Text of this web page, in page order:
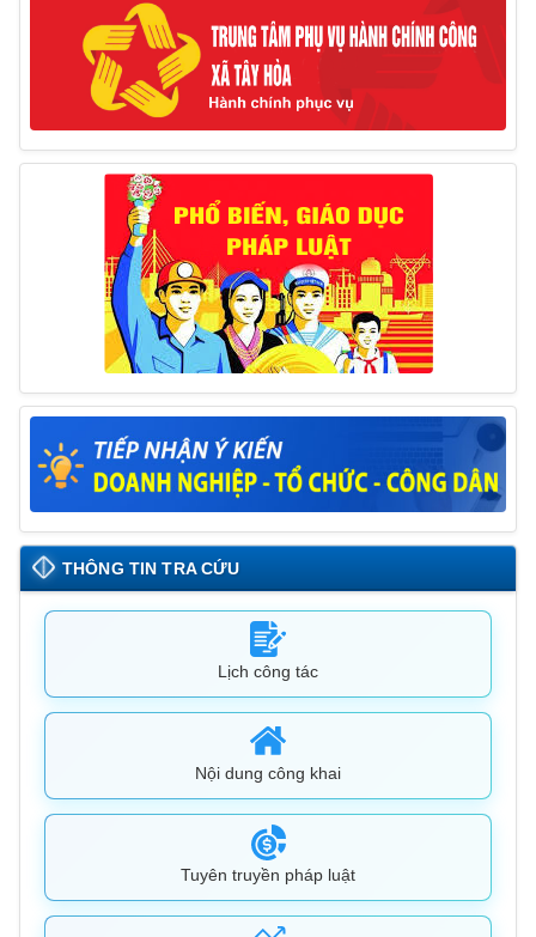
hiện biện pháp khắc phục hậu quả trong lĩnh vực đất đai
17/06/2025
Thông báo đăng ký tiếp công dân định kỳ đợt 01
tháng 6/2025 của Chủ tịch UBND huyện
26/05/2025
Lịch tiếp công dân định kỳ đợt 1 tháng 5/2025 của
Chủ tịch UBND huyện
09/05/2025
THÔNG TIN TRA CỨU
Lịch công tác
Nội dung công khai
Tuyên truyền pháp luật